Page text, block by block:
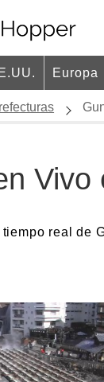
Europa
Vivo
real de